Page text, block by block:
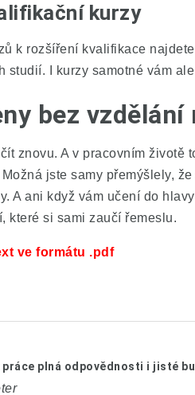
kurzy
k rozšíření kvalifikace
studií. I kurzy samotné vám
bez
znovu. A v pracovním
jste samy přemýšlely,
A ani když vám učení do
které si sami zaučí řemeslu.
ve formátu .pdf
práce plná odpovědnosti i jisté